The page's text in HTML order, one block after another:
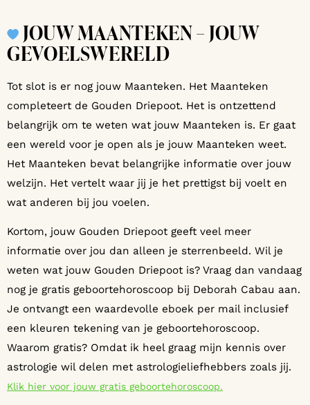
JOUW MAANTEKEN – JOUW
GEVOELSWERELD
Tot slot is er nog jouw Maanteken. Het Maanteken
completeert de Gouden Driepoot. Het is ontzettend
belangrijk om te weten wat jouw Maanteken is. Er gaat
een wereld voor je open als je jouw Maanteken weet.
Het Maanteken bevat belangrijke informatie over jouw
welzijn. Het vertelt waar jij je het prettigst bij voelt en
wat anderen bij jou voelen.
Kortom, jouw Gouden Driepoot geeft veel meer
informatie over jou dan alleen je sterrenbeeld. Wil je
weten wat jouw Gouden Driepoot is? Vraag dan vandaag
nog je gratis geboortehoroscoop bij Deborah Cabau aan.
Je ontvangt een waardevolle eboek per mail inclusief
een kleuren tekening van je geboortehoroscoop.
Waarom gratis? Omdat ik heel graag mijn kennis over
astrologie wil delen met astrologieliefhebbers zoals jij.
Klik hier voor jouw gratis geboortehoroscoop.